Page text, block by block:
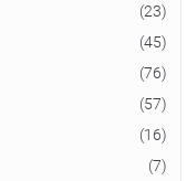
(23)
(45)
(76)
(57)
(16)
(7)